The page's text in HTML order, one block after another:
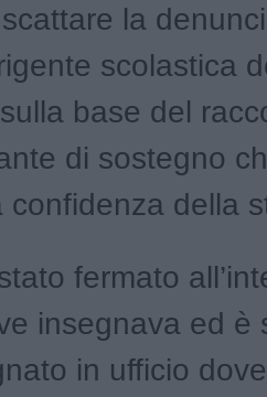
la
scolastica
base del
di sostegno
confidenza della
fermato
insegnava ed è
in ufficio